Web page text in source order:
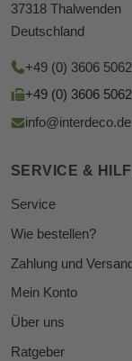
37318 Thalwenden
Deutschland
+49 (0) 3606
+49 (0) 3606
info@interdeco.de
SERVICE &
Service
Wie bestellen?
Zahlung und Versand
Mein Konto
Über uns
Ratgeber